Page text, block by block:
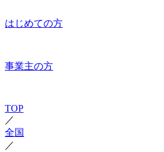
はじめての方
事業主の方
TOP
／
全国
／